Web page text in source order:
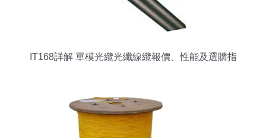
IT168詳解 單模光纜光纖線纜報價、性能及選購指